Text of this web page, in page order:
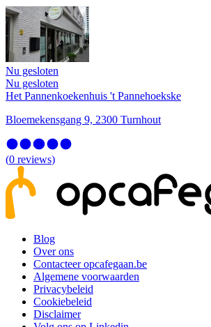
Nu gesloten
Nu gesloten
Het Pannenkoekenhuis 't Pannehoekske
Bloemekensgang 9, 2300 Turnhout
(0 reviews)
Blog
Over ons
Contacteer opcafegaan.be
Algemene voorwaarden
Privacybeleid
Cookiebeleid
Disclaimer